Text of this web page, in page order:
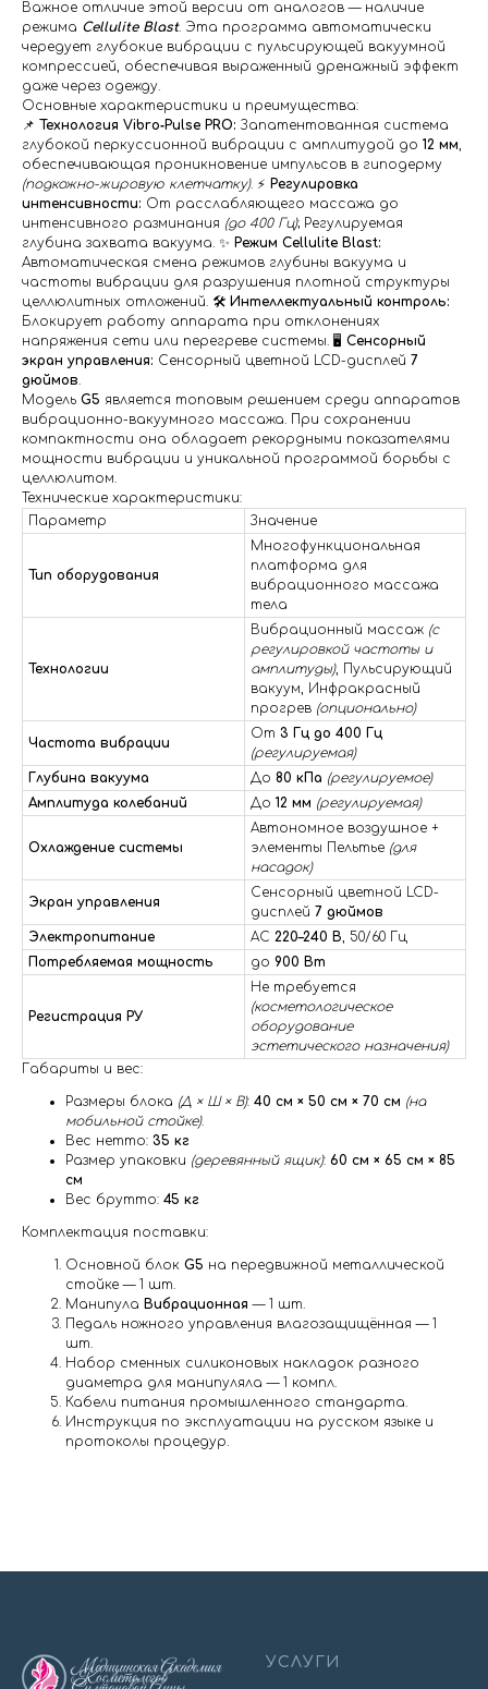
Важное отличие этой версии от аналогов — наличие
режима Cellulite Blast. Эта программа автоматически
чередует глубокие вибрации с пульсирующей вакуумной
компрессией, обеспечивая выраженный дренажный эффект
даже через одежду.
Основные характеристики и преимущества:
📌 Технология Vibro‑Pulse PRO: Запатентованная система
глубокой перкуссионной вибрации с амплитудой до 12 мм,
обеспечивающая проникновение импульсов в гиподерму
(подкожно-жировую клетчатку). ⚡️ Регулировка
интенсивности: От расслабляющего массажа до
интенсивного разминания (до 400 Гц); Регулируемая
глубина захвата вакуума. ✨ Режим Cellulite Blast:
Автоматическая смена режимов глубины вакуума и
частоты вибрации для разрушения плотной структуры
целлюлитных отложений. 🛠️ Интеллектуальный контроль:
Блокирует работу аппарата при отклонениях
напряжения сети или перегреве системы. 🖥️ Сенсорный
экран управления: Сенсорный цветной LCD-дисплей 7
дюймов.
Модель G5 является топовым решением среди аппаратов
вибрационно-вакуумного массажа. При сохранении
компактности она обладает рекордными показателями
мощности вибрации и уникальной программой борьбы с
целлюлитом.
Технические характеристики:
Параметр
Значение
Тип оборудования
Многофункциональная
платформа для
вибрационного массажа
тела
Технологии
Вибрационный массаж (с
регулировкой частоты и
амплитуды), Пульсирующий
вакуум, Инфракрасный
прогрев (опционально)
Частота вибрации
От 3 Гц до 400 Гц
(регулируемая)
Глубина вакуума
До 80 кПа (регулируемое)
Амплитуда колебаний
До 12 мм (регулируемая)
Охлаждение системы
Автономное воздушное +
элементы Пельтье (для
насадок)
Экран управления
Сенсорный цветной LCD-
дисплей 7 дюймов
Электропитание
AC 220–240 В, 50/60 Гц
Потребляемая мощность
до 900 Вт
Регистрация РУ
Не требуется
(косметологическое
оборудование
эстетического назначения)
Габариты и вес:
Размеры блока (Д × Ш × В): 40 см × 50 см × 70 см (на
мобильной стойке).
Вес нетто: 35 кг
Размер упаковки (деревянный ящик): 60 см × 65 см × 85
см
Вес брутто: 45 кг
Комплектация поставки:
Основной блок G5 на передвижной металлической
стойке — 1 шт.
Манипула Вибрационная — 1 шт.
Педаль ножного управления влагозащищённая — 1
шт.
Набор сменных силиконовых накладок разного
диаметра для манипуляла — 1 компл.
Кабели питания промышленного стандарта.
Инструкция по эксплуатации на русском языке и
протоколы процедур.
УСЛУГИ